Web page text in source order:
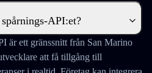
API:et?
är ett gränssnitt från San Marino
att få tillgång till